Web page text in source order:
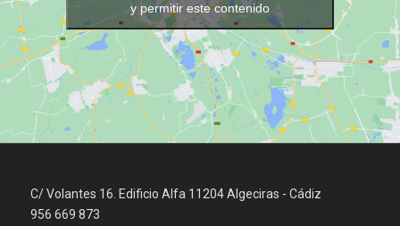
y permitir este contenido
C/ Volantes 16. Edificio Alfa 11204 Algeciras - Cádiz
956 669 873